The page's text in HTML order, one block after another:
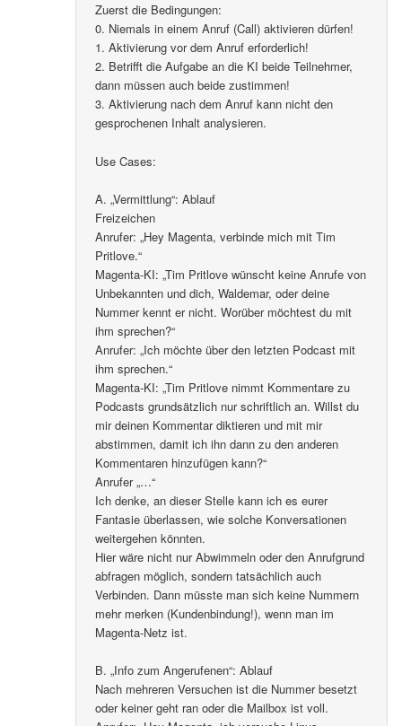
Zuerst die Bedingungen:
0. Niemals in einem Anruf (Call) aktivieren dürfen!
1. Aktivierung vor dem Anruf erforderlich!
2. Betrifft die Aufgabe an die KI beide Teilnehmer,
dann müssen auch beide zustimmen!
3. Aktivierung nach dem Anruf kann nicht den
gesprochenen Inhalt analysieren.
Use Cases:
A. „Vermittlung“: Ablauf
Freizeichen
Anrufer: „Hey Magenta, verbinde mich mit Tim
Pritlove.“
Magenta-KI: „Tim Pritlove wünscht keine Anrufe von
Unbekannten und dich, Waldemar, oder deine
Nummer kennt er nicht. Worüber möchtest du mit
ihm sprechen?“
Anrufer: „Ich möchte über den letzten Podcast mit
ihm sprechen.“
Magenta-KI: „Tim Pritlove nimmt Kommentare zu
Podcasts grundsätzlich nur schriftlich an. Willst du
mir deinen Kommentar diktieren und mit mir
abstimmen, damit ich ihn dann zu den anderen
Kommentaren hinzufügen kann?“
Anrufer „…“
Ich denke, an dieser Stelle kann ich es eurer
Fantasie überlassen, wie solche Konversationen
weitergehen könnten.
Hier wäre nicht nur Abwimmeln oder den Anrufgrund
abfragen möglich, sondern tatsächlich auch
Verbinden. Dann müsste man sich keine Nummern
mehr merken (Kundenbindung!), wenn man im
Magenta-Netz ist.
B. „Info zum Angerufenen“: Ablauf
Nach mehreren Versuchen ist die Nummer besetzt
oder keiner geht ran oder die Mailbox ist voll.